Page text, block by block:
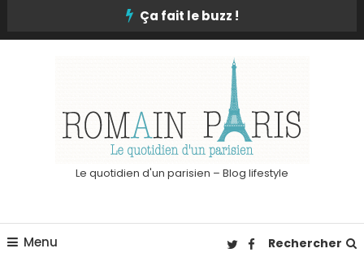
Ça fait le buzz !
Le quotidien d'un parisien – Blog lifestyle
Menu Rechercher